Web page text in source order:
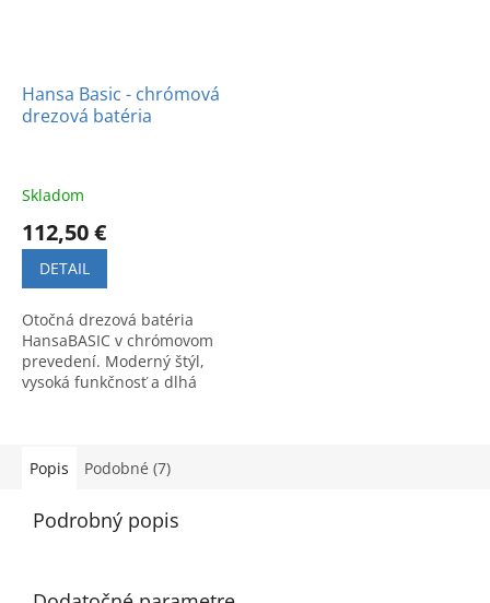
Hansa Basic - chrómová
drezová batéria
Skladom
112,50 €
DETAIL
Otočná drezová batéria
HansaBASIC v chrómovom
prevedení. Moderný štýl,
vysoká funkčnosť a dlhá
Popis Podobné (7)
Podrobný popis